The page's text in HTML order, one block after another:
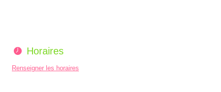
Horaires
Renseigner les horaires